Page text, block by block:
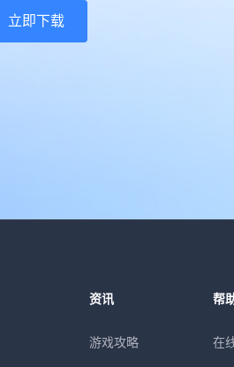
立即下载
资讯
游戏攻略
帮
在